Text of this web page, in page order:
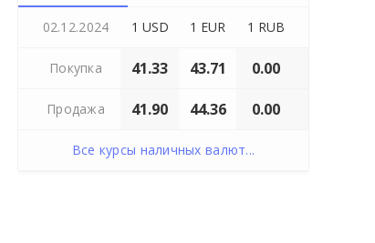
02.12.2024 1 USD 1 EUR 1 RUB
Покупка 41.33 43.71 0.00
Продажа 41.90 44.36 0.00
Все курсы наличных валют...